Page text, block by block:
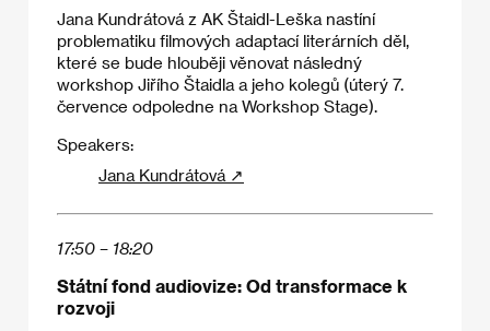
Jana Kundrátová z AK Štaidl-Leška nastíní
problematiku filmových adaptací literárních děl,
které se bude hlouběji věnovat následný
workshop Jiřího Štaidla a jeho kolegů (úterý 7.
července odpoledne na Workshop Stage).
Speakers:
Jana Kundrátová ↗
17:50 – 18:20
Státní fond audiovize: Od transformace k
rozvoji